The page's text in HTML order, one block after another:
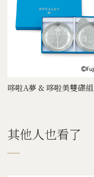
哆啦A夢 & 哆啦美雙碟組
其他人也看了